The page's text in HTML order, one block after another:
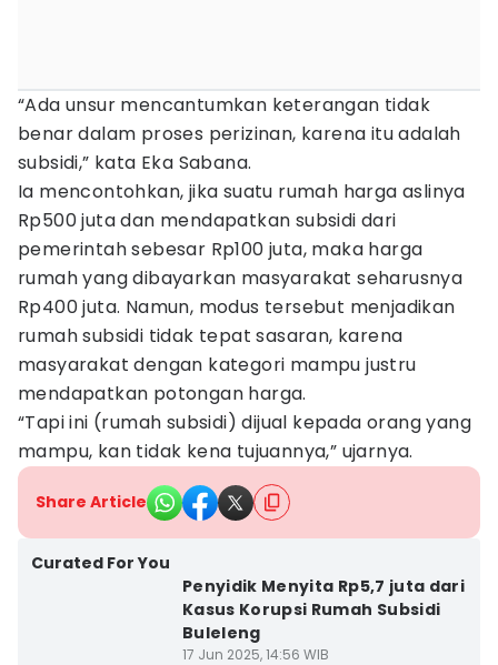
“Ada unsur mencantumkan keterangan tidak
benar dalam proses perizinan, karena itu adalah
subsidi,” kata Eka Sabana.
Ia mencontohkan, jika suatu rumah harga aslinya
Rp500 juta dan mendapatkan subsidi dari
pemerintah sebesar Rp100 juta, maka harga
rumah yang dibayarkan masyarakat seharusnya
Rp400 juta. Namun, modus tersebut menjadikan
rumah subsidi tidak tepat sasaran, karena
masyarakat dengan kategori mampu justru
mendapatkan potongan harga.
“Tapi ini (rumah subsidi) dijual kepada orang yang
mampu, kan tidak kena tujuannya,” ujarnya.
Share Article
Curated For You
Penyidik Menyita Rp5,7 juta dari
Kasus Korupsi Rumah Subsidi
Buleleng
17 Jun 2025, 14:56 WIB